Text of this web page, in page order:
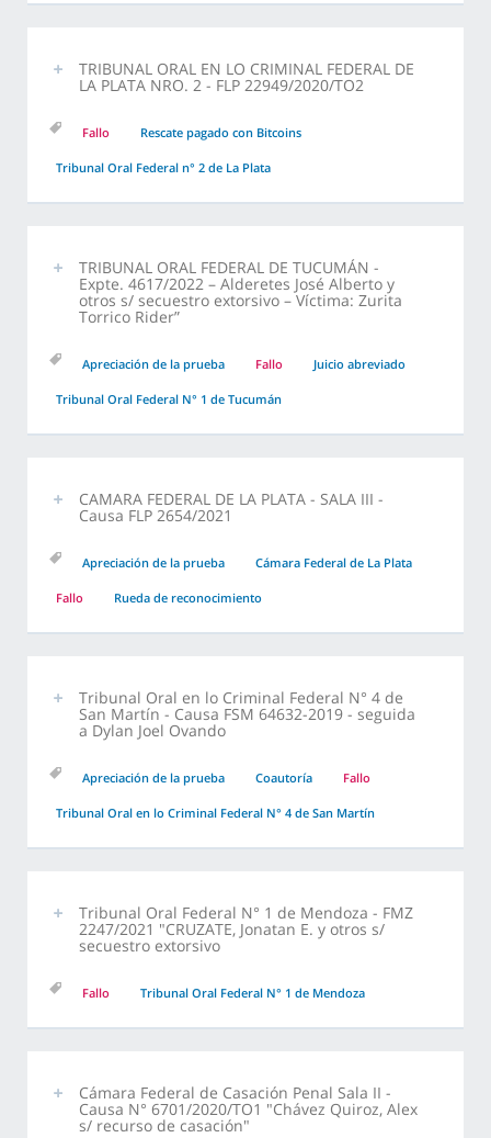
TRIBUNAL ORAL EN LO CRIMINAL FEDERAL DE
LA PLATA NRO. 2 - FLP 22949/2020/TO2
Fallo Rescate pagado con Bitcoins
Tribunal Oral Federal n° 2 de La Plata
TRIBUNAL ORAL FEDERAL DE TUCUMÁN -
Expte. 4617/2022 – Alderetes José Alberto y
otros s/ secuestro extorsivo – Víctima: Zurita
Torrico Rider”
Apreciación de la prueba Fallo Juicio abreviado
Tribunal Oral Federal N° 1 de Tucumán
CAMARA FEDERAL DE LA PLATA - SALA III -
Causa FLP 2654/2021
Apreciación de la prueba Cámara Federal de La Plata
Fallo Rueda de reconocimiento
Tribunal Oral en lo Criminal Federal N° 4 de
San Martín - Causa FSM 64632-2019 - seguida
a Dylan Joel Ovando
Apreciación de la prueba Coautoría Fallo
Tribunal Oral en lo Criminal Federal N° 4 de San Martín
Tribunal Oral Federal N° 1 de Mendoza - FMZ
2247/2021 "CRUZATE, Jonatan E. y otros s/
secuestro extorsivo
Fallo Tribunal Oral Federal N° 1 de Mendoza
Cámara Federal de Casación Penal Sala II -
Causa N° 6701/2020/TO1 "Chávez Quiroz, Alex
s/ recurso de casación"